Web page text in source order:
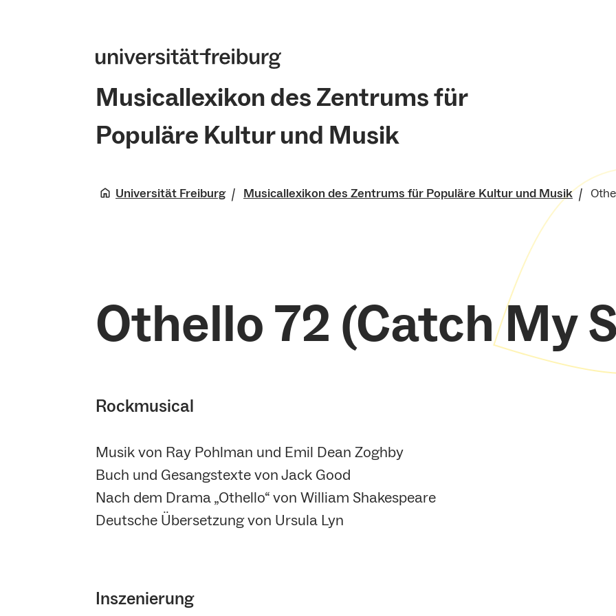
Musicallexikon des Zentrums für
Populäre Kultur und Musik
Universität Freiburg Musicallexikon des Zentrums für Populäre Kultur und Musik
Othello 72 (Catch My
Rockmusical
Musik von Ray Pohlman und Emil Dean Zoghby
Buch und Gesangstexte von Jack Good
Nach dem Drama „Othello“ von William Shakespeare
Deutsche Übersetzung von Ursula Lyn
Inszenierung